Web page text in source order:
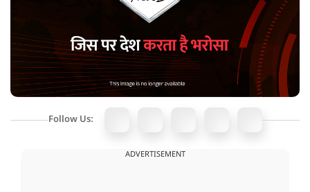
Follow Us:
ADVERTISEMENT